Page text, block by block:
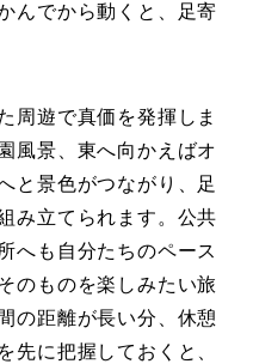
んでから動くと、足寄
周遊で真価を発揮しま
風景、東へ向かえばオ
と景色がつながり、足
み立てられます。公共
へも自分たちのペース
のものを楽しみたい旅
の距離が長い分、休憩
先に把握しておくと、